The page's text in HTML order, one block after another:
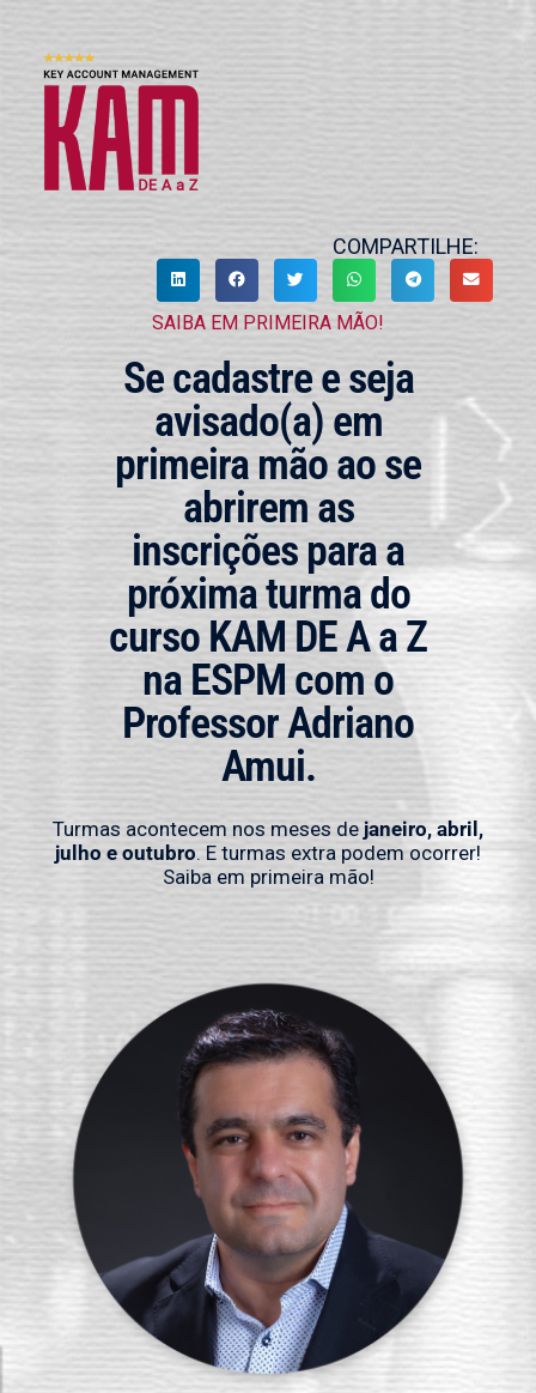
COMPARTILHE:
SAIBA EM PRIMEIRA MÃO!
Se cadastre e seja
avisado(a) em
primeira mão ao se
abrirem as
inscrições para a
próxima turma do
curso KAM DE A a Z
na ESPM com o
Professor Adriano
Amui.
Turmas acontecem nos meses de janeiro, abril,
julho e outubro. E turmas extra podem ocorrer!
Saiba em primeira mão!